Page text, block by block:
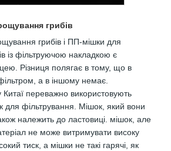
грибів
грибів і ПП-мішки для
із фільтруючою накладкою є
Різниця полягає в тому, що в
а в іншому немає.
Китаї переважно використовують
для фільтрування. Мішок, який вони
належить до ластовиці. мішок, але
не може витримувати високу
тиск, а мішки не такі гарячі, як